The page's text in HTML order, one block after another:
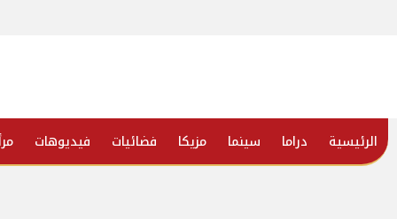
الرئيسية دراما سينما مزيكا فضائيات فيديوهات